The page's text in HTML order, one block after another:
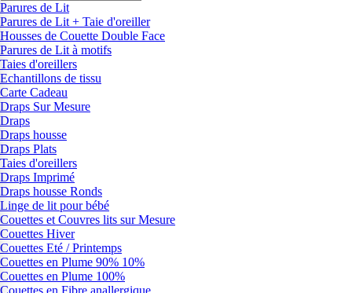
Parures de Lit
Parures de Lit + Taie d'oreiller
Housses de Couette Double Face
Parures de Lit à motifs
Taies d'oreillers
Echantillons de tissu
Carte Cadeau
Draps Sur Mesure
Draps
Draps housse
Draps Plats
Taies d'oreillers
Draps Imprimé
Draps housse Ronds
Linge de lit pour bébé
Couettes et Couvres lits sur Mesure
Couettes Hiver
Couettes Eté / Printemps
Couettes en Plume 90% 10%
Couettes en Plume 100%